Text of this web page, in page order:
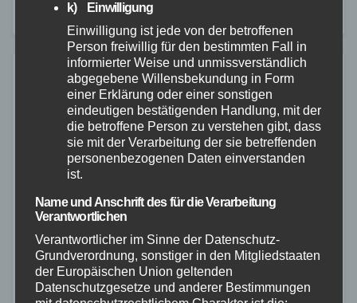
Beweisanzeichen fest. Im Rahmen der…
k) Einwilligung
Einwilligung ist jede von der betroffenen
Person freiwillig für den bestimmten Fall in
informierter Weise und unmissverständlich
abgegebene Willensbekundung in Form
einer Erklärung oder einer sonstigen
eindeutigen bestätigenden Handlung, mit der
die betroffene Person zu verstehen gibt, dass
sie mit der Verarbeitung der sie betreffenden
personenbezogenen Daten einverstanden
ist.
Name und Anschrift des für die Verarbeitung
Verantwortlichen
Verantwortlicher im Sinne der Datenschutz-
Grundverordnung, sonstiger in den Mitgliedstaaten
der Europäischen Union geltenden
Datenschutzgesetze und anderer Bestimmungen